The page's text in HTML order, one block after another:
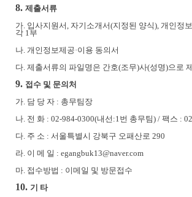
8. 제출서류
가. 입사지원서, 자기소개서(지정된 양식), 개인정
각 1부
나. 개인정보제공·이용 동의서
다. 제출서류의 파일명은 간호(조무)사(성명)으로
9. 접수 및 문의처
가. 담 당 자 : 총무팀장
나. 전 화 : 02-984-0300(내선 :1번 총무팀) / 팩스 :
다. 주 소 : 서울특별시 강북구 오패산로 290
라. 이 메 일 : egangbuk13@naver.com
마. 접수방법 : 이메일 및 방문접수
10. 기 타